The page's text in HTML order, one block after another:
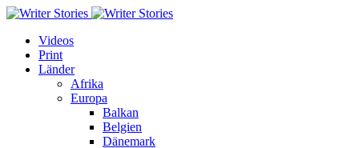
Videos
Print
Länder
Afrika
Europa
Balkan
Belgien
Dänemark